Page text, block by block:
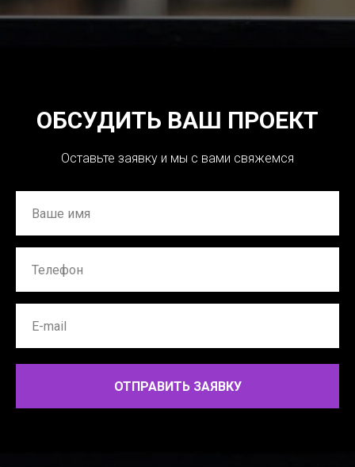
ОБСУДИТЬ ВАШ ПРОЕКТ
Оставьте заявку и мы с вами свяжемся
ОТПРАВИТЬ ЗАЯВКУ